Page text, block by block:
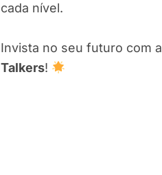
cada nível.
Invista no seu futuro com a
Talkers!